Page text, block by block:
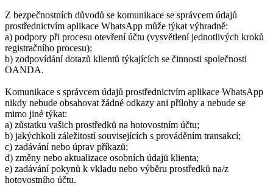
Z bezpečnostních důvodů se komunikace se správcem údajů
prostřednictvím aplikace WhatsApp může týkat výhradně:
a) podpory při procesu otevření účtu (vysvětlení jednotlivých kroků
registračního procesu);
b) zodpovídání dotazů klientů týkajících se činnosti společnosti
OANDA.
Komunikace s správcem údajů prostřednictvím aplikace WhatsApp
nikdy nebude obsahovat žádné odkazy ani přílohy a nebude se
mimo jiné týkat:
a) zůstatku vašich prostředků na hotovostním účtu;
b) jakýchkoli záležitostí souvisejících s prováděním transakcí;
c) zadávání nebo úprav příkazů;
d) změny nebo aktualizace osobních údajů klienta;
e) zadávání pokynů k vkladu nebo výběru prostředků na/z
hotovostního účtu.